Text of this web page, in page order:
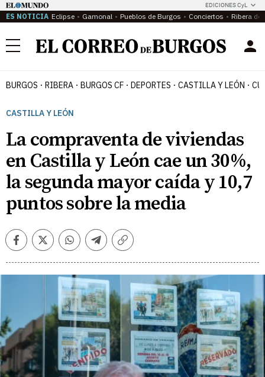
EDICIONES CyL
ES NOTICIA Eclipse Gamonal Pueblos de Burgos Conciertos Ribera del
Menú
BURGOS RIBERA BURGOS CF DEPORTES CASTILLA Y LEÓN
CASTILLA Y LEÓN
La compraventa de viviendas
en Castilla y León cae un 30%,
la segunda mayor caída y 10,7
puntos sobre la media
FacebookTwitterWhatsappTelegramCopiar